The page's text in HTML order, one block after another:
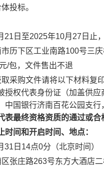
投标。
21 日至2025年10月 27 日止
历下区工业南路100号三
/包，文件售出不退
取采购文件请将以下材料复
授权代表身份证（加盖供
中国银行济南百花公园支行
表最终资格资质的通过或合
时间和开启时间、地点：
31日14点0分 （北京时间）
张庄路263号东方大酒店二